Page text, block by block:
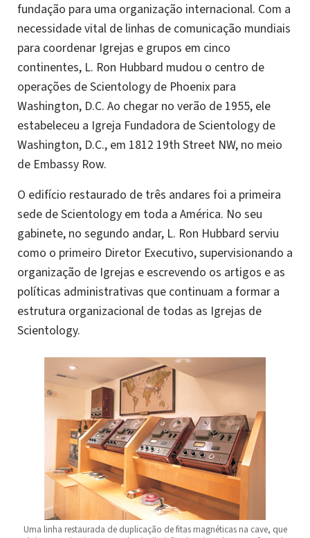
fundação para uma organização internacional. Com a
necessidade vital de linhas de comunicação mundiais
para coordenar Igrejas e grupos em cinco
continentes, L. Ron Hubbard mudou o centro de
operações de Scientology de Phoenix para
Washington, D.C. Ao chegar no verão de 1955, ele
estabeleceu a Igreja Fundadora de Scientology de
Washington, D.C., em 1812 19th Street NW, no meio
de Embassy Row.
O edifício restaurado de três andares foi a primeira
sede de Scientology em toda a América. No seu
gabinete, no segundo andar, L. Ron Hubbard serviu
como o primeiro Diretor Executivo, supervisionando a
organização de Igrejas e escrevendo os artigos e as
políticas administrativas que continuam a formar a
estrutura organizacional de todas as Igrejas de
Scientology.
Uma linha restaurada de duplicação de fitas magnéticas na cave, que